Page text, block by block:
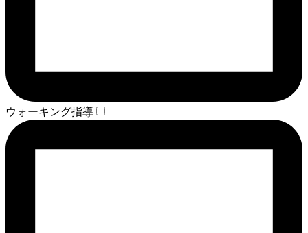
ウォーキング指導